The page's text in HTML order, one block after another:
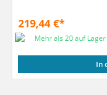
219,44 €*
Mehr als 20 auf Lager
In